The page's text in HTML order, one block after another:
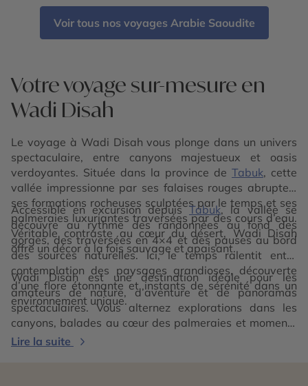
Voir tous nos voyages Arabie Saoudite
Votre voyage sur-mesure en
Wadi Disah
Le voyage à Wadi Disah vous plonge dans un univers
spectaculaire, entre canyons majestueux et oasis
verdoyantes. Située dans la province de Tabuk, cette
vallée impressionne par ses falaises rouges abruptes,
ses formations rocheuses sculptées par le temps et ses
palmeraies luxuriantes traversées par des cours d’eau.
Véritable contraste au cœur du désert, Wadi Disah
offre un décor à la fois sauvage et apaisant.
Accessible en excursion depuisTabuk, la vallée se
découvre au rythme des randonnées au fond des
gorges, des traversées en 4×4 et des pauses au bord
des sources naturelles. Ici, le temps ralentit entre
contemplation des paysages grandioses, découverte
d’une flore étonnante et instants de sérénité dans un
environnement unique.
Wadi Disah est une destination idéale pour les
amateurs de nature, d’aventure et de panoramas
spectaculaires. Vous alternez explorations dans les
canyons, balades au cœur des palmeraies et moments
de détente face à l’immensité du désert.
Lire la suite